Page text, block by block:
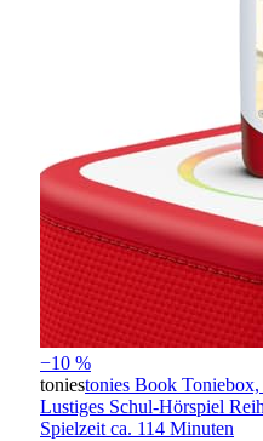
−10 %
toniestonies Book
Lustiges Schul-Hörspiel
Spielzeit ca. 114 Minuten